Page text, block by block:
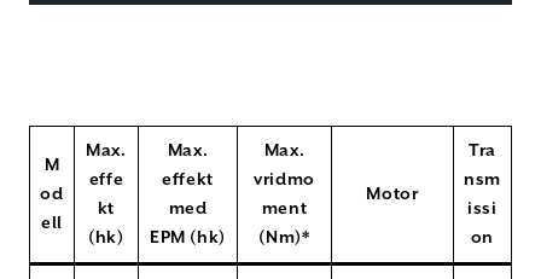
M
od
ell
Max.
effe
kt
(hk)
Max.
effekt
med
EPM (hk)
Max.
vridmo
ment
(Nm)*
Motor
Tra
nsm
issi
on